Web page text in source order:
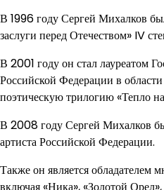
В 1996 году Сергей Михалков
заслуги перед Отечеством» IV
В 2001 году он стал лауреатом
Российской Федерации в
поэтическую трилогию «Тепло
В 2008 году Сергей Михалков
артиста Российской Федерации.
Также он является обладателем